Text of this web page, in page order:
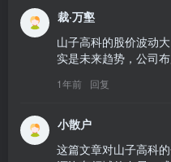
裁·万壑
山子高科的股价波动
实是未来趋势，公司
1年前 回复
小散户
这篇文章对山子高科